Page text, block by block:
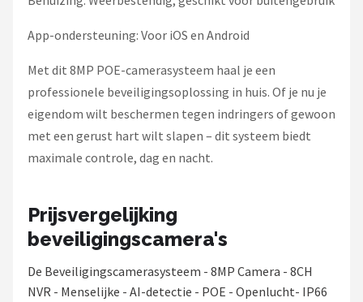
App-ondersteuning: Voor iOS en Android
Met dit 8MP POE-camerasysteem haal je een
professionele beveiligingsoplossing in huis. Of je nu je
eigendom wilt beschermen tegen indringers of gewoon
met een gerust hart wilt slapen – dit systeem biedt
maximale controle, dag en nacht.
Prijsvergelijking
beveiligingscamera's
De Beveiligingscamerasysteem - 8MP Camera - 8CH
NVR - Menselijke - AI-detectie - POE - Openlucht- IP66